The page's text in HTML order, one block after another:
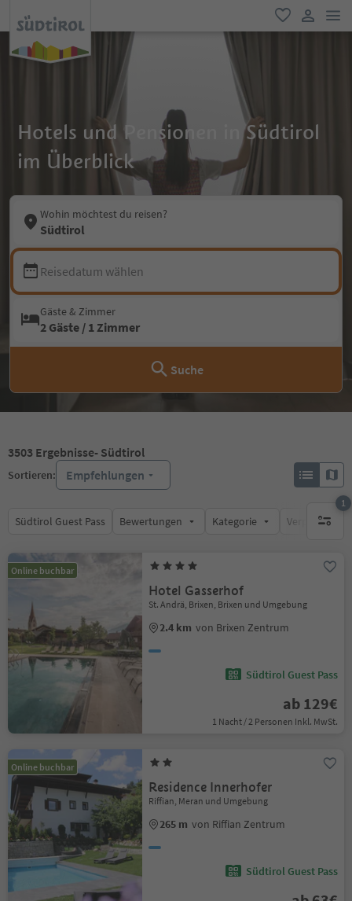
favorit
user link
Hotels und Pensionen in Südtirol
im Überblick
Wohin möchtest du reisen?
Südtirol
Reisedatum wählen
Gäste & Zimmer
2 Gäste / 1 Zimmer
Suche
3503 Ergebnisse- Südtirol
Sortieren: Empfehlungen
Südtirol Guest Pass Bewertungen Kategorie
1
1
Online buchbar
Hotel Gasserhof
St. Andrä, Brixen, Brixen und Umgebung
2.4 km von Brixen Zentrum
Südtirol Guest Pass
ab 129€
1 Nacht / 2 Personen Inkl. MwSt.
Online buchbar
Residence Innerhofer
Riffian, Meran und Umgebung
265 m von Riffian Zentrum
Südtirol Guest Pass